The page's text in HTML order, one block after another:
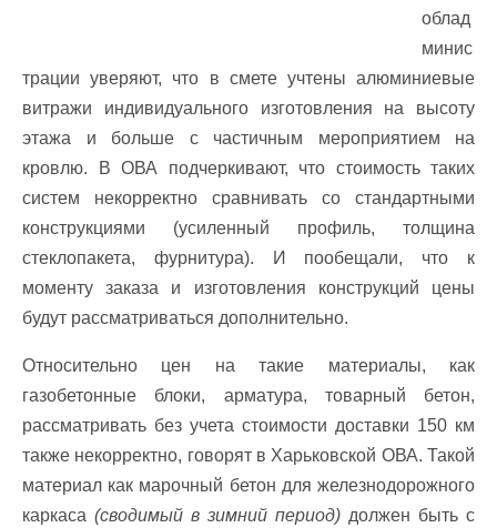
облад
минис
трации уверяют, что в смете учтены алюминиевые
витражи индивидуального изготовления на высоту
этажа и больше с частичным мероприятием на
кровлю. В ОВА подчеркивают, что стоимость таких
систем некорректно сравнивать со стандартными
конструкциями (усиленный профиль, толщина
стеклопакета, фурнитура). И пообещали, что к
моменту заказа и изготовления конструкций цены
будут рассматриваться дополнительно.
Относительно цен на такие материалы, как
газобетонные блоки, арматура, товарный бетон,
рассматривать без учета стоимости доставки 150 км
также некорректно, говорят в Харьковской ОВА. Такой
материал как марочный бетон для железнодорожного
каркаса (сводимый в зимний период) должен быть с